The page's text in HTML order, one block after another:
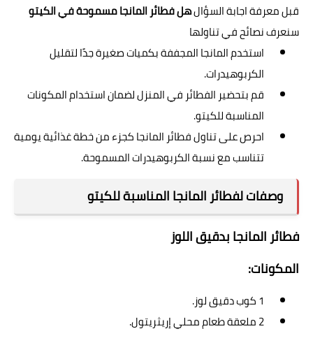
قبل معرفة اجابة السؤالهل فطائر المانجا مسموحة في الكيتو
سنعرف نصائح في تناولها
استخدم المانجا المجففة بكميات صغيرة جدًا لتقليل
الكربوهيدرات.
قم بتحضير الفطائر في المنزل لضمان استخدام المكونات
المناسبة للكيتو.
احرص على تناول فطائر المانجا كجزء من خطة غذائية يومية
تتناسب مع نسبة الكربوهيدرات المسموحة.
وصفات لفطائر المانجا المناسبة للكيتو
فطائر المانجا بدقيق اللوز
المكونات:
1 كوب دقيق لوز.
2 ملعقة طعام محلي إريثريتول.